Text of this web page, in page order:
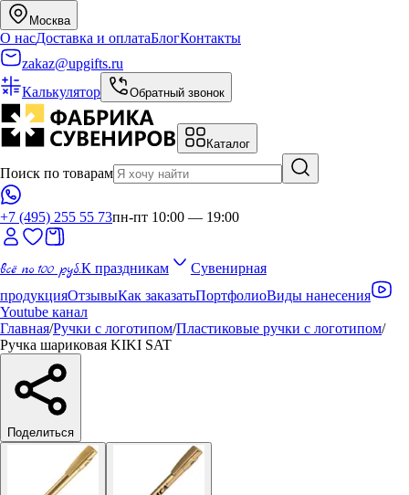
Москва
О насДоставка и оплатаБлогКонтакты
zakaz@upgifts.ru
Калькулятор
Обратный звонок
Каталог
Поиск по товарам
+7 (495) 255 55 73пн-пт 10:00 — 19:00
всё по 100 руб.К праздникам
Сувенирная
продукцияОтзывыКак заказатьПортфолиоВиды нанесения
Youtube канал
Главная/Ручки с логотипом/Пластиковые ручки с логотипом/
Ручка шариковая KIKI SAT
Поделиться